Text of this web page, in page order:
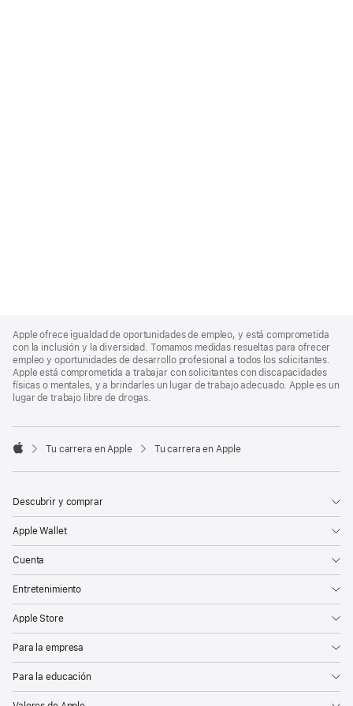
Footer
Apple ofrece igualdad de oportunidades de empleo, y está comprometida
con la inclusión y la diversidad. Tomamos medidas resueltas para ofrecer
empleo y oportunidades de desarrollo profesional a todos los solicitantes.
Apple está comprometida a trabajar con solicitantes con discapacidades
físicas o mentales, y a brindarles un lugar de trabajo adecuado. Apple es un
lugar de trabajo libre de drogas.

Tu carrera en Apple Tu carrera en Apple
Descubrir y comprar
Apple Wallet
Cuenta
Entretenimiento
Apple Store
Para la empresa
Para la educación